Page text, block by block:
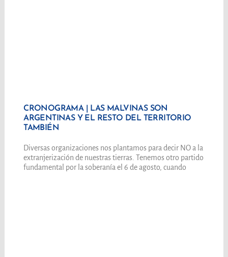
CRONOGRAMA | LAS MALVINAS SON
ARGENTINAS Y EL RESTO DEL TERRITORIO
TAMBIÉN
Diversas organizaciones nos plantamos para decir NO a la
extranjerización de nuestras tierras. Tenemos otro partido
fundamental por la soberanía el 6 de agosto, cuando